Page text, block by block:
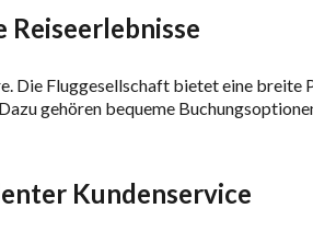
Reiseerlebnisse
Fluggesellschaft bietet eine breite
gehören bequeme
Kundenservice